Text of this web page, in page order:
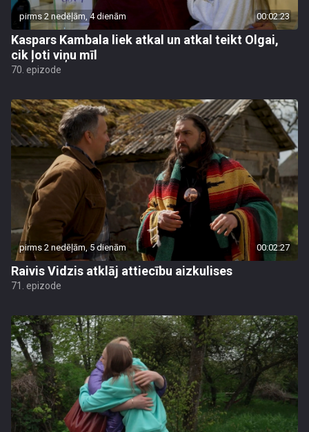
pirms 2 nedēļām, 4 dienām 00:02:23
Kaspars Kambala liek atkal un atkal teikt Olgai,
cik ļoti viņu mīl
70. epizode
pirms 2 nedēļām, 5 dienām 00:02:27
Raivis Vidzis atklāj attiecību aizkulises
71. epizode